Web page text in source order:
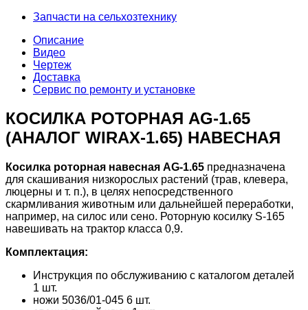
Запчасти на сельхозтехнику
Описание
Видео
Чертеж
Доставка
Сервис по ремонту и установке
КОСИЛКА РОТОРНАЯ AG-1.65
(АНАЛОГ WIRAX-1.65) НАВЕСНАЯ
Косилка роторная навесная AG-1.65 предназначена
для скашивания низкорослых растений (трав, клевера,
люцерны и т. п.), в целях непосредственного
скармливания животным или дальнейшей переработки,
например, на силос или сено. Роторную косилку S-165
навешивать на трактор класса 0,9.
Комплектация:
Инструкция по обслуживанию с каталогом деталей
1 шт.
ножи 5036/01-045 6 шт.